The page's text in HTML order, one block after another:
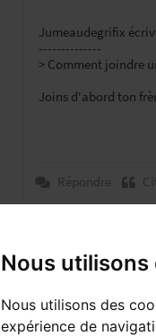
Nous utilisons
Nous utilisons des
expérience de
Jumeaudegrifix
--------------
> Comment joindre
Joins d'abord ton
Répondre
vulpi
Stop feeding the